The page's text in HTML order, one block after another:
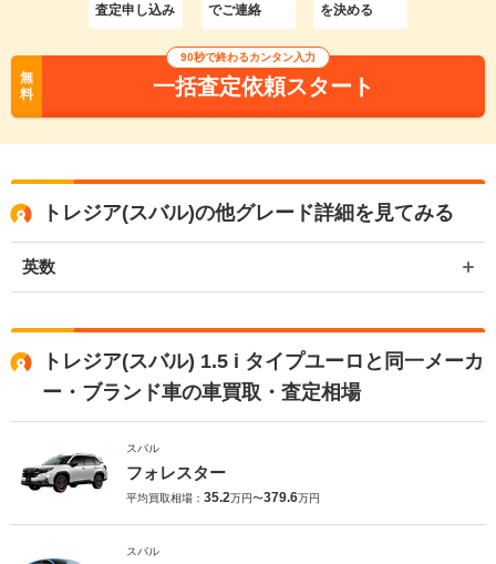
査定申し込み
でご連絡
を決める
無
料
90秒で終わるカンタン入力
一括査定依頼スタート
トレジア(スバル)の他グレード詳細を見てみる
英数
トレジア(スバル) 1.5 i タイプユーロと同一メーカ
ー・ブランド車の車買取・査定相場
スバル
フォレスター
平均買取相場： 35.2万円〜379.6万円
スバル